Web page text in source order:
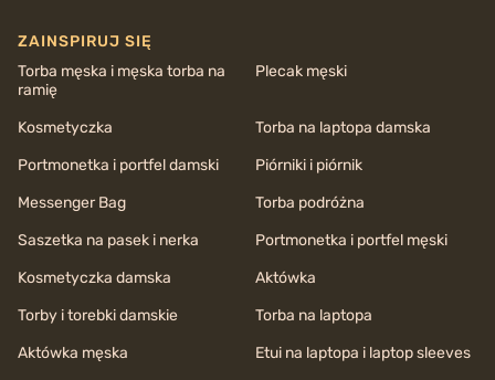
ZAINSPIRUJ SIĘ
Torba męska i męska torba na
ramię
Plecak męski
Kosmetyczka
Torba na laptopa damska
Portmonetka i portfel damski
Piórniki i piórnik
Messenger Bag
Torba podróżna
Saszetka na pasek i nerka
Portmonetka i portfel męski
Kosmetyczka damska
Aktówka
Torby i torebki damskie
Torba na laptopa
Aktówka męska
Etui na laptopa i laptop sleeves